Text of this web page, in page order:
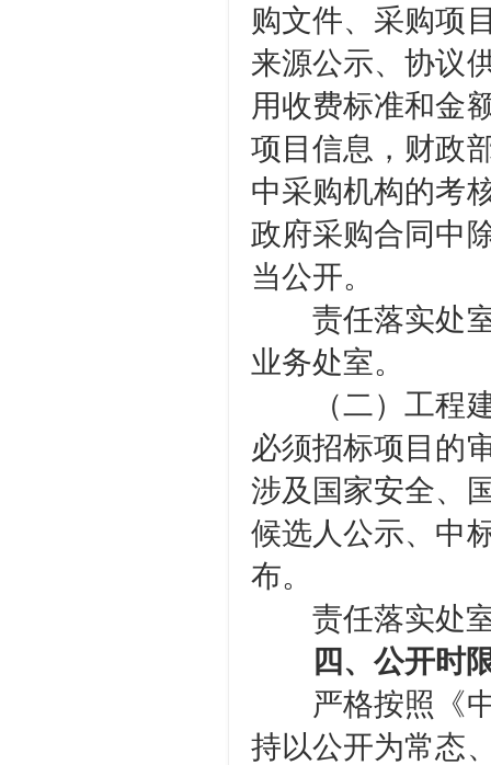
购文件、采购项
来源公示、协议
用收费标准和金
项目信息，财政
中采购机构的考
政府采购合同中
当公开。
责任落实处室
业务处室。
（二）工程建
必须招标项目的
涉及国家安全、
候选人公示、中
布。
责任落实处室
四、公开时
严格按照《中
持以公开为常态